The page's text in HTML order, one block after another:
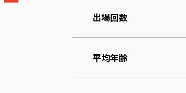
出場回数
平均年齢